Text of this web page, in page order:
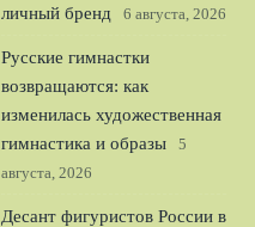
личный бренд
6 августа, 2026
Русские гимнастки
возвращаются: как
изменилась художественная
гимнастика и образы
5
августа, 2026
Десант фигуристов России в